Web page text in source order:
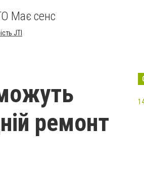
Має сенс
JTI
ремонт